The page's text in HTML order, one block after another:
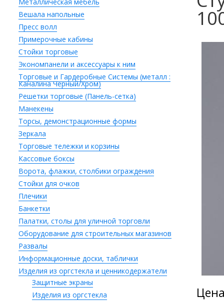
Вешала напольные
Пресс волл
Примерочные кабины
Стойки торговые
Экономпанели и аксессуары к ним
Торговые и Гардеробные Системы (металл :
Каналина Черный/Хром)
Решетки торговые (Панель-сетка)
Манекены
Торсы, демонстрационные формы
Зеркала
Торговые тележки и корзины
Кассовые боксы
Ворота, флажки, столбики ограждения
Стойки для очков
Плечики
Банкетки
Палатки, столы для уличной торговли
Оборудование для строительных магазинов
Развалы
Информационные доски, таблички
Изделия из оргстекла и ценникодержатели
Защитные экраны
Изделия из оргстекла